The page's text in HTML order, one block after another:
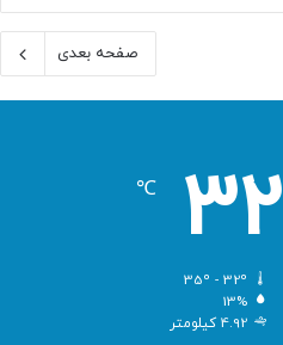
صفحه بعدی
32
℃
13%
4.92 کیلومتر